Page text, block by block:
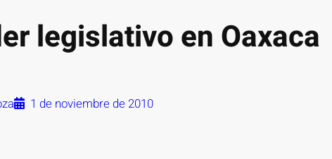
legislativo en Oaxaca
1 de noviembre de 2010